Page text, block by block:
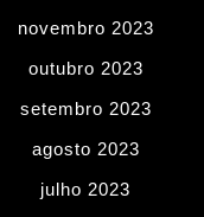
novembro 2023
outubro 2023
setembro 2023
agosto 2023
julho 2023